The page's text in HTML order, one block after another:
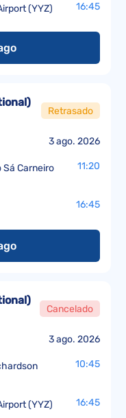
(YYZ) 16:45
3 ago. 2026
Retrasado
Carneiro
11:20
16:45
3 ago. 2026
Cancelado
10:45
(YYZ) 16:45